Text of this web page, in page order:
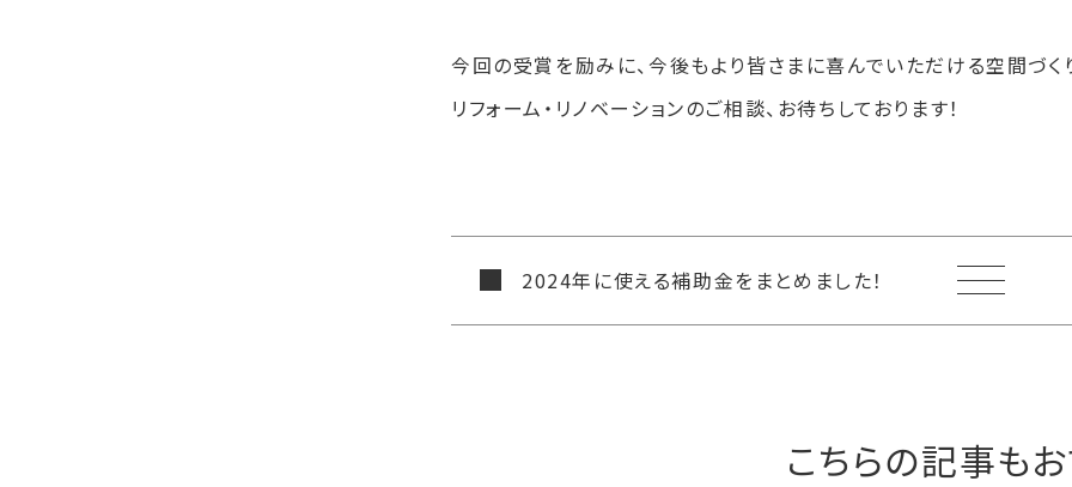
今回の受賞を励みに、今後もより皆さまに喜んでいただける空間づく
リフォーム・リノベーションのご相談、お待ちしております！
2024年に使える補助金をまとめました！
こちらの記事も